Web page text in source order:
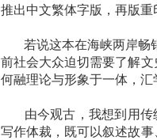
推出中文繁体字版，再版重
若说这本在海峡两岸畅
前社会大众迫切需要了解
何融理论与形象于一体，汇
由今观古，我想到用传
写作体裁，既可以叙述故